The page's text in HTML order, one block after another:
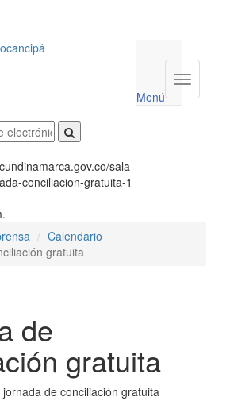
utilidades
Menú
Menú
sala-
conciliacion-gratuita-1
Calendario
gratuita
de
gratuita